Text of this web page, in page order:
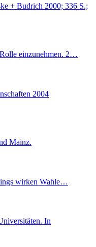
+ Budrich 2000; 336 S.;
Rolle einzunehmen. 2…
2004
Mainz.
wirken Wahle…
In